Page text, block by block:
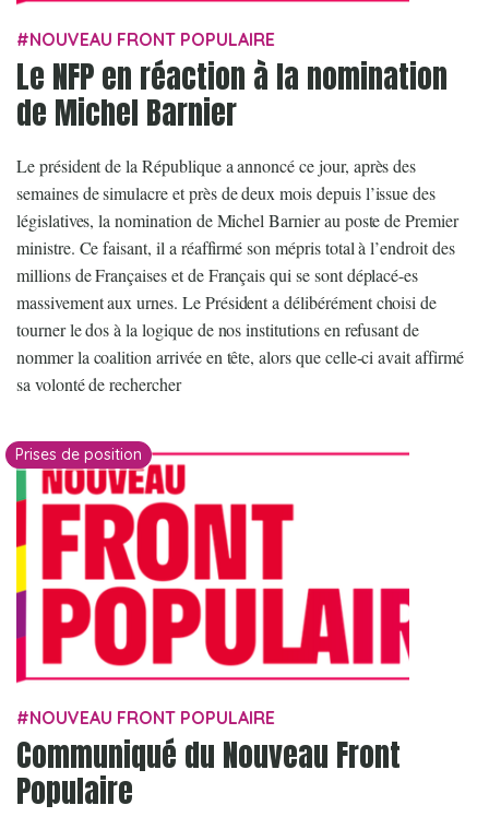
NOUVEAU FRONT POPULAIRE
Le NFP en réaction à la nomination
de Michel Barnier
Le président de la République a annoncé ce jour, après des
semaines de simulacre et près de deux mois depuis l’issue des
législatives, la nomination de Michel Barnier au poste de Premier
ministre. Ce faisant, il a réaffirmé son mépris total à l’endroit des
millions de Françaises et de Français qui se sont déplacé-es
massivement aux urnes. Le Président a délibérément choisi de
tourner le dos à la logique de nos institutions en refusant de
nommer la coalition arrivée en tête, alors que celle-ci avait affirmé
sa volonté de rechercher
Prises de position
NOUVEAU FRONT POPULAIRE
Communiqué du Nouveau Front
Populaire